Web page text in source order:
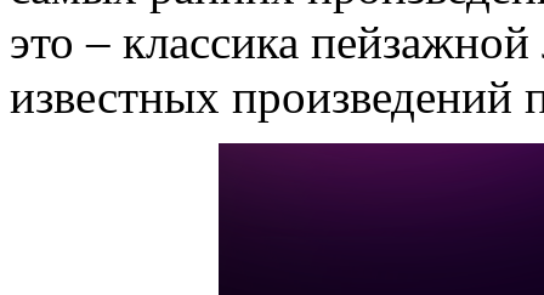
это – классика
известных произведений